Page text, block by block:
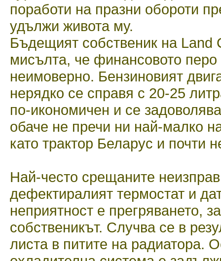
поработи на празни обороти
удължи живота му.
Бъдещият собственик на Land
мисълта, че финансовото
неимоверно. Бензиновият
нерядко се справя с 20-25
по-икономичен и се
обаче не пречи ни най-малко
като трактор Беларус и почти
Най-често срещаните
дефектиралият термостат и
неприятност е прегряването,
собственикът. Случва се в
листа в питите на радиатора.